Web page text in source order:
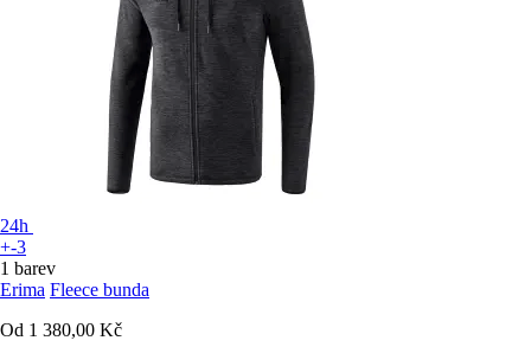
24h
+-3
1 barev
Erima Fleece bunda
Od 1 380,00 Kč